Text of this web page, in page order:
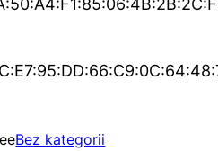
Bez kategorii